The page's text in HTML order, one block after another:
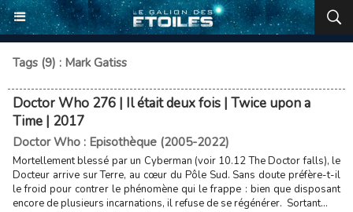
Tags (9) : Mark Gatiss
Doctor Who 276 | Il était deux fois | Twice upon a
Time | 2017
Doctor Who : Episothèque (2005-2022)
Mortellement blessé par un Cyberman (voir 10.12 The Doctor falls), le
Docteur arrive sur Terre, au cœur du Pôle Sud. Sans doute préfère-t-il
le froid pour contrer le phénomène qui le frappe : bien que disposant
encore de plusieurs incarnations, il refuse de se régénérer. Sortant...